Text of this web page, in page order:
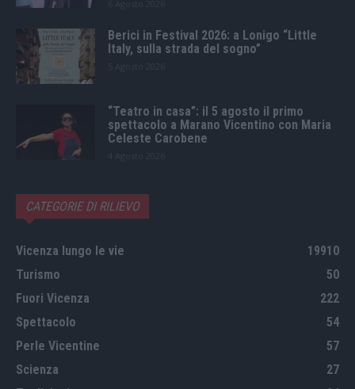
Berici in Festival 2026: a Lonigo “Little
Italy, sulla strada del sogno”
“Teatro in casa”: il 5 agosto il primo
spettacolo a Marano Vicentino con Maria
Celeste Carobene
CATEGORIE DI RILIEVO
Vicenza lungo le vie
19910
Turismo
50
Fuori Vicenza
222
Spettacolo
54
Perle Vicentine
57
Scienza
27